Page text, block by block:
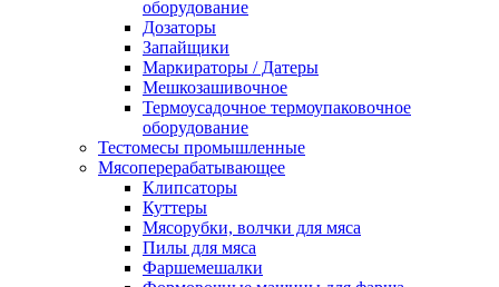
оборудование
Дозаторы
Запайщики
Маркираторы / Датеры
Мешкозашивочное
Термоусадочное термоупаковочное
оборудование
Тестомесы промышленные
Мясоперерабатывающее
Клипсаторы
Куттеры
Мясорубки, волчки для мяса
Пилы для мяса
Фаршемешалки